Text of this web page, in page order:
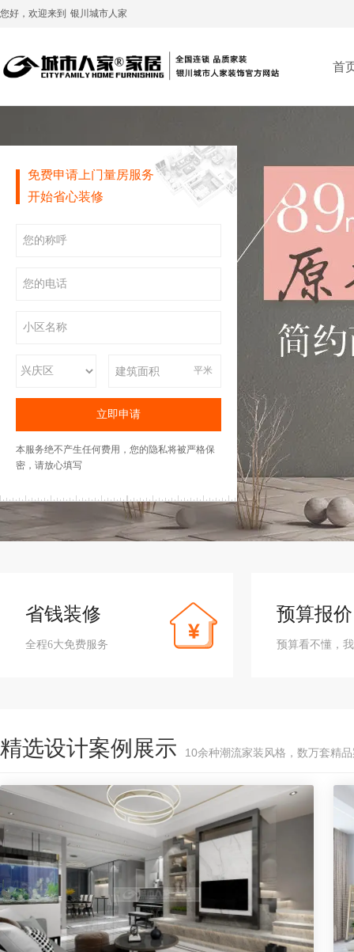
您好，欢迎来到 银川城市人家
首
免费申请上门量房服务
开始省心装修
平米
本服务绝不产生任何费用，您的隐私将被严格保
密，请放心填写
省钱装修
全程6大免费服务
预算报价
预算看不懂，
精选设计案例展示 10余种潮流家装风格，数万套精